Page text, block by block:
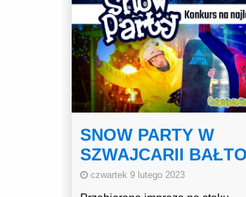
SNOW PARTY W
SZWAJCARII
czwartek 9 lutego 2023